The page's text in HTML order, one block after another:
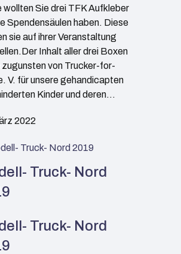
wollten Sie drei TFK Aufkleber
Spendensäulen haben. Diese
sie auf ihrer Veranstaltung
Inhalt aller drei Boxen
von Trucker-for-
V. für unsere gehandicapten
Kinder und deren…
2022
Truck- Nord
Truck- Nord